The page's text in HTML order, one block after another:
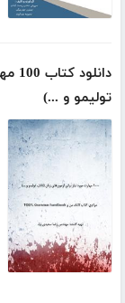
تولیمو و ...)